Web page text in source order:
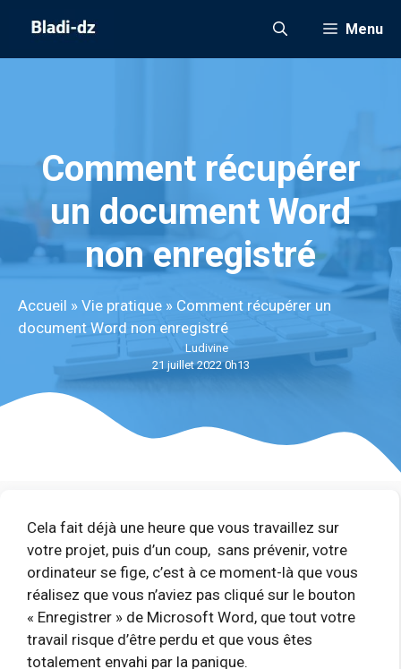
contenu
Menu
Comment récupérer
un document Word
non enregistré
Accueil » Vie pratique » Comment récupérer un
document Word non enregistré
Ludivine
21 juillet 2022 0h13
Cela fait déjà une heure que vous travaillez sur
votre projet, puis d’un coup, sans prévenir, votre
ordinateur se fige, c’est à ce moment-là que vous
réalisez que vous n’aviez pas cliqué sur le bouton
« Enregistrer » de Microsoft Word, que tout votre
travail risque d’être perdu et que vous êtes
totalement envahi par la panique.